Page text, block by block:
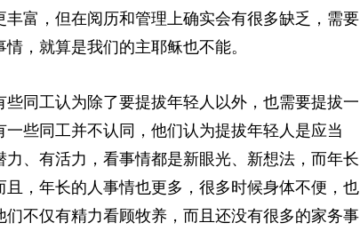
富，但在阅历和管理上确实会有很多缺乏，需要
，就算是我们的主耶稣也不能。
同工认为除了要提拔年轻人以外，也需要提拔一
些同工并不认同，他们认为提拔年轻人是应当
、有活力，看事情都是新眼光、新想法，而年长
，年长的人事情也更多，很多时候身体不便，也
不仅有精力看顾牧养，而且还没有很多的家务事